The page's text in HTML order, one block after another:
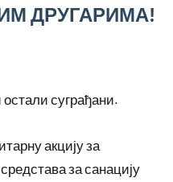
ДРУГАРИМА!
суграђани.
акцију за
за санацију